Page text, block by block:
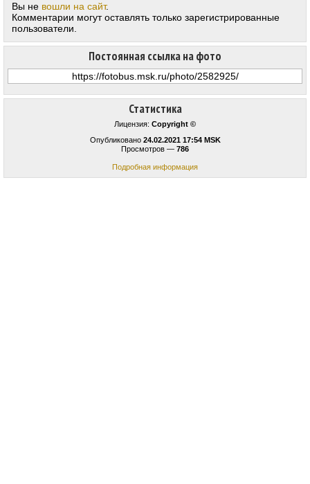
Статистика
Лицензия: Copyright ©
Опубликовано 24.02.2021 17:54 MSK
Просмотров — 786
Подробная информация
Постоянная ссылка на фото
Вы не вошли на сайт.
Комментарии могут оставлять только зарегистрированные
пользователи.